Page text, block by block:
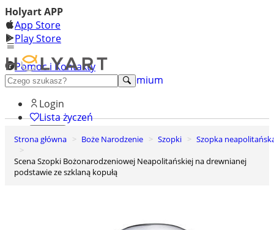
Holyart APP
App Store
Play Store
Pomoc i Kontakty
+48 222 922 860
Odkryj premium
Login
Lista życzeń
0
Strona główna Boże Narodzenie Szopki
Szopka
Scena Szopki Bożonarodzeniowej Neapolitańskiej na drewnianej
podstawie ze szklaną kopułą